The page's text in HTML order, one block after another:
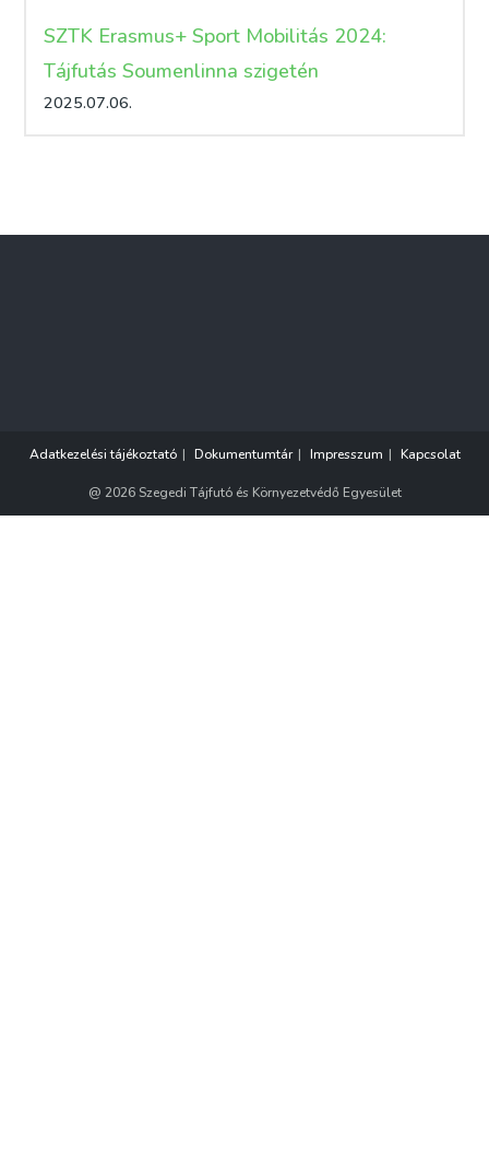
SZTK Erasmus+ Sport Mobilitás 2024:
Tájfutás Soumenlinna szigetén
2025.07.06.
Adatkezelési tájékoztató Dokumentumtár Impresszum Kapcsolat
@ 2026 Szegedi Tájfutó és Környezetvédő Egyesület